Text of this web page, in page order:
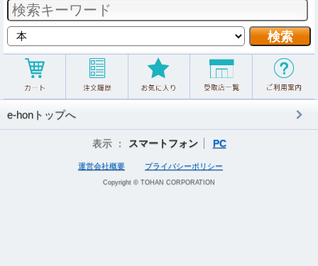
e-honトップへ
表示 ： スマートフォン PC
運営会社概要 プライバシーポリシー
Copyright © TOHAN CORPORATION